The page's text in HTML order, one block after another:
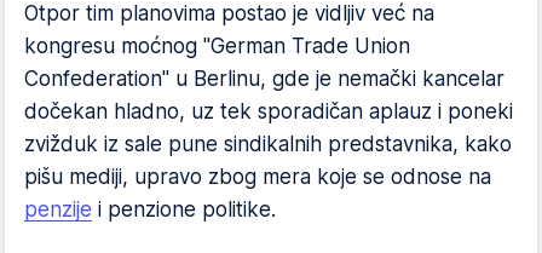
Otpor tim planovima postao je vidljiv već na
kongresu moćnog "German Trade Union
Confederation" u Berlinu, gde je nemački kancelar
dočekan hladno, uz tek sporadičan aplauz i poneki
zvižduk iz sale pune sindikalnih predstavnika, kako
pišu mediji, upravo zbog mera koje se odnose na
penzije i penzione politike.